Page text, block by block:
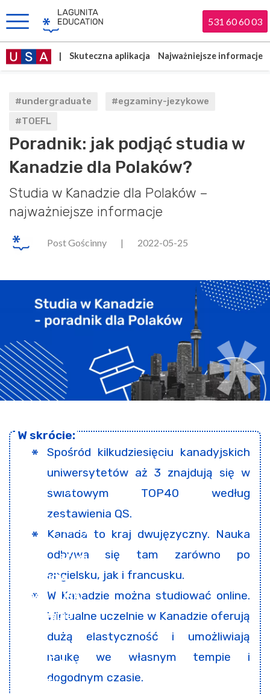
531 60 60 03
| Skuteczna aplikacja Najważniejsze informacje
#undergraduate
#egzaminy-jezykowe
#TOEFL
Poradnik: jak podjąć studia w
Kanadzie dla Polaków?
Studia w Kanadzie dla Polaków –
najważniejsze informacje
Post Gościnny | 2022-05-25
Spośród kilkudziesięciu kanadyjskich
uniwersytetów aż 3 znajdują się w
światowym TOP40 według
zestawienia QS.
Kanada to kraj dwujęzyczny. Nauka
odbywa się tam zarówno po
angielsku, jak i francusku.
W Kanadzie można studiować online.
Wirtualne uczelnie w Kanadzie oferują
dużą elastyczność i umożliwiają
naukę we własnym tempie i
dogodnym czasie.